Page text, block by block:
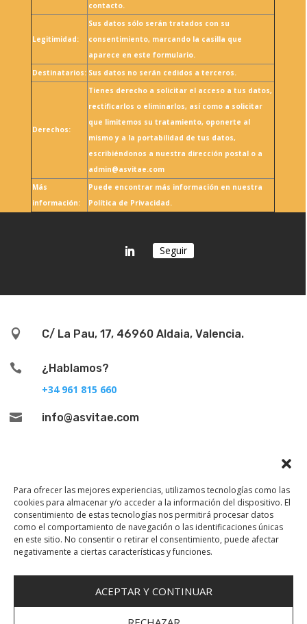
Para ofrecer las mejores experiencias, utilizamos tecnologías como las
cookies para almacenar y/o acceder a la información del dispositivo. El
consentimiento de estas tecnologías nos permitirá procesar datos
como el comportamiento de navegación o las identificaciones únicas
en este sitio. No consentir o retirar el consentimiento, puede afectar
negativamente a ciertas características y funciones.
ACEPTAR Y CONTINUAR
contacto.
Legitimidad:
Sus datos sólo serán tratados con su
consentimiento, marcando la casilla que
aparece en este formulario.
Destinatarios: Sus datos no serán cedidos a terceros.
Derechos:
Tienes derecho a solicitar el acceso a tus datos,
rectificarlos o eliminarlos, así como a solicitar
que limitemos su tratamiento, oponerte al
mismo y a la portabilidad de tus datos,
escribiéndonos a nuestra dirección postal o a
admin@asvitae.com
Más
información:
Puede encontrar más información en nuestra
Política de Privacidad.
Seguir
 C/ La Pau, 17, 46960 Aldaia, Valencia.

¿Hablamos?
+34 961 815 660
 info@asvitae.com
Política Redes Sociales